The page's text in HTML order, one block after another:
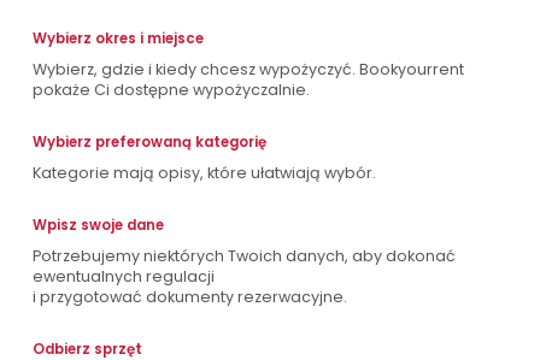
Wybierz okres i miejsce
Wybierz, gdzie i kiedy chcesz wypożyczyć. Bookyourrent
pokaże Ci dostępne wypożyczalnie.
Wybierz preferowaną kategorię
Kategorie mają opisy, które ułatwiają wybór.
Wpisz swoje dane
Potrzebujemy niektórych Twoich danych, aby dokonać
ewentualnych regulacji
i przygotować dokumenty rezerwacyjne.
Odbierz sprzęt